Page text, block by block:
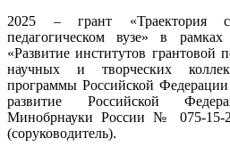
2025 – грант «Траектория
педагогическом вузе» в рамках
«Развитие институтов грантовой
научных и творческих
программы Российской Федерации
развитие Российской
Минобрнауки России № 075-15-
(соруководитель).